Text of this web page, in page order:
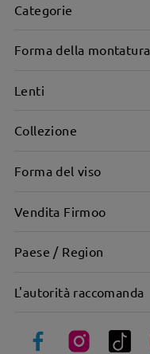
Categorie
Forma della montatura
Lenti
Collezione
Forma del viso
Vendita Firmoo
Paese / Region
L'autorità raccomanda